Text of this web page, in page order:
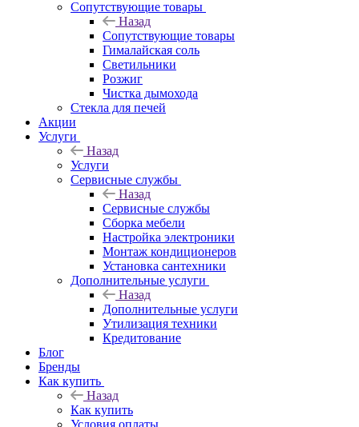
Сопутствующие товары
Назад
Сопутствующие товары
Гималайская соль
Светильники
Розжиг
Чистка дымохода
Стекла для печей
Акции
Услуги
Назад
Услуги
Сервисные службы
Назад
Сервисные службы
Сборка мебели
Настройка электроники
Монтаж кондиционеров
Установка сантехники
Дополнительные услуги
Назад
Дополнительные услуги
Утилизация техники
Кредитование
Блог
Бренды
Как купить
Назад
Как купить
Условия оплаты